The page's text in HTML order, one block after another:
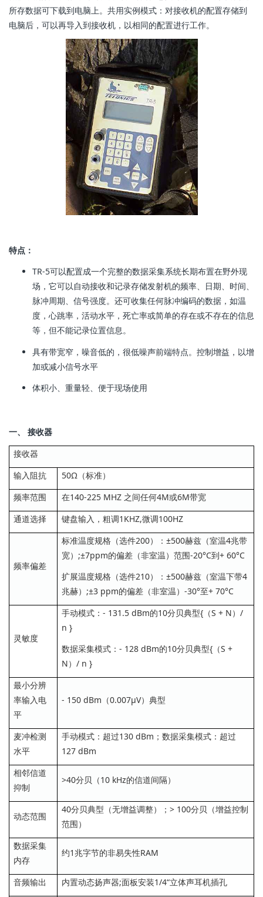
所存数据可下载到电脑上。共用实例模式：对接收机的配置存储到
电脑后，可以再导入到接收机，以相同的配置进行工作。
特点：
TR-5可以配置成一个完整的数据采集系统长期布置在野外现
场，它可以自动接收和记录存储发射机的频率、日期、时间、
脉冲周期、信号强度。还可收集任何脉冲编码的数据，如温
度，心跳率，活动水平，死亡率或简单的存在或不存在的信息
等，但不能记录位置信息。
具有带宽窄，噪音低的，很低噪声前端特点。控制增益，以增
加或减小信号水平
体积小、重量轻、便于现场使用
一、 接收器
接收器
输入阻抗
50Ω（标准）
频率范围
在140-225 MHZ 之间任何4M或6M带宽
通道选择
键盘输入，粗调1KHZ,微调100HZ
频率偏差
标准温度规格（选件200）：±500赫兹（室温4兆带
宽）;±7ppm的偏差（非室温）范围-20°C到+ 60°C
扩展温度规格（选件210）：±500赫兹（室温下带4
兆赫）;±3 ppm的偏差（非室温）-30°至+ 70°C
灵敏度
手动模式：- 131.5 dBm的10分贝典型{（S + N）/
n }
数据采集模式：- 128 dBm的10分贝典型{（S +
N）/ n }
最小分辨
率输入电
平
- 150 dBm（0.007µV）典型
麦冲检测
水平
手动模式：超过130 dBm；数据采集模式：超过
127 dBm
相邻信道
抑制
>40分贝（10 kHz的信道间隔）
动态范围
40分贝典型（无增益调整）；> 100分贝（增益控制
范围）
数据采集
内存
约1兆字节的非易失性RAM
音频输出 内置动态扬声器;面板安装1/4“立体声耳机插孔